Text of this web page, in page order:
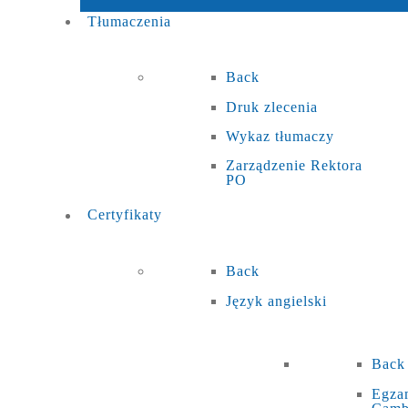
Tłumaczenia
Back
Druk zlecenia
Wykaz tłumaczy
Zarządzenie Rektora
PO
Certyfikaty
Back
Język angielski
Back